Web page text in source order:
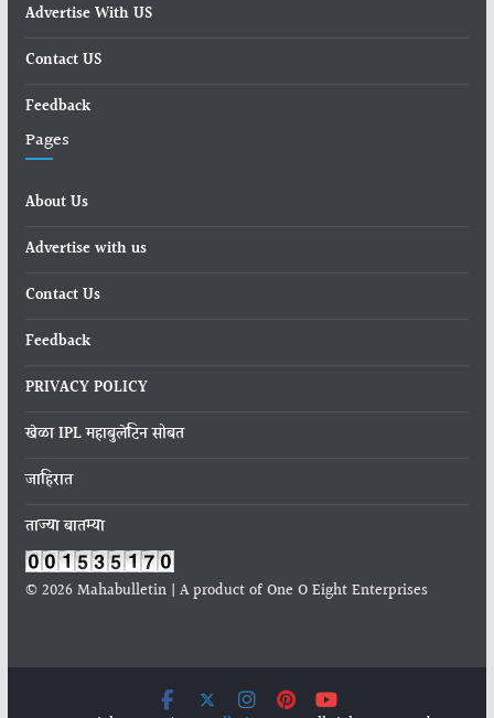
Advertise With US
Contact US
Feedback
Pages
About Us
Advertise with us
Contact Us
Feedback
PRIVACY POLICY
खेळा IPL महाबुलेटिन सोबत
जाहिरात
ताज्या बातम्या
© 2026 Mahabulletin | A product of One O Eight Enterprises